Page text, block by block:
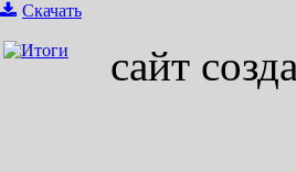
Скачать
сайт